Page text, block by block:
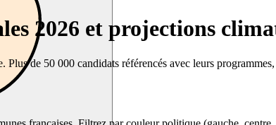
2026 et projections
de 50 000 candidats référencés avec leurs